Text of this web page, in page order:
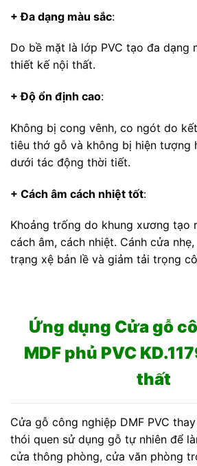
+ Đa dạng màu sắc:
Do bề mặt là lớp PVC tạo đa dạng
thiết kế nội thất.
+ Độ ổn định cao:
Không bị cong vênh, co ngót do
tiêu thớ gỗ và không bị hiện tượng
dưới tác động thời tiết.
+ Cách âm cách nhiệt tốt:
Khoảng trống do khung xương tạo
cách âm, cách nhiệt. Cánh cửa
trạng xệ bản lề và giảm tải trọng
Ứng dụng Cửa gỗ
MDF phủ PVC
thất
Cửa gỗ công nghiệp DMF PVC
thói quen sử dụng gỗ tự nhiên để
cửa thông phòng, cửa văn phòng